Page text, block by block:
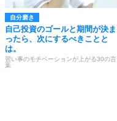
自分磨き
自己投資のゴールと期間が決ま
ったら、次にするべきことと
は。
習い事のモチベーションが上がる30の言
葉